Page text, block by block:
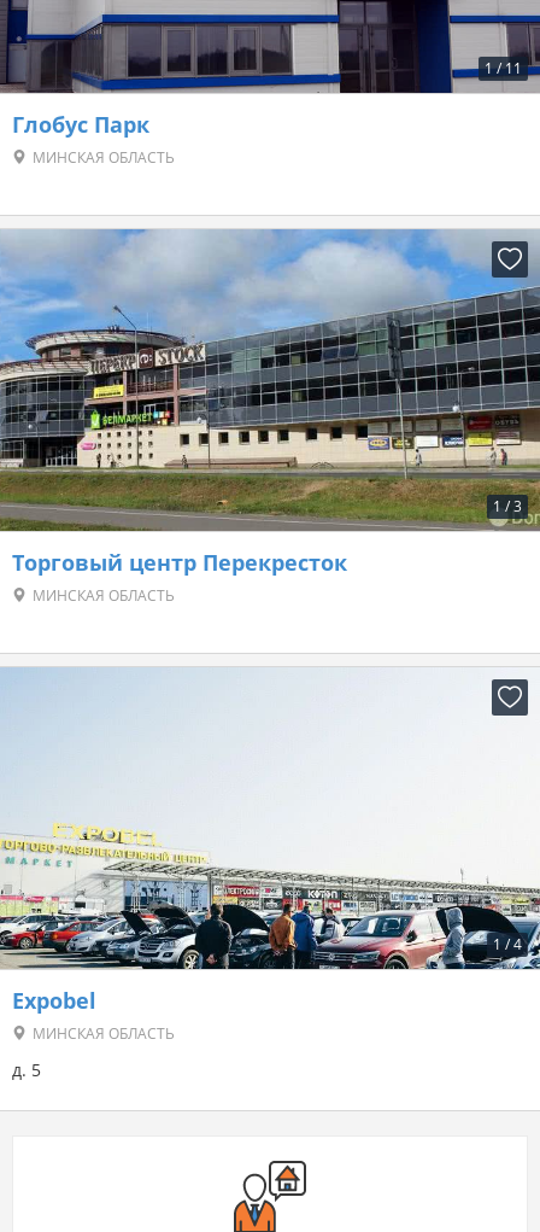
1/11
Глобус Парк
МИНСКАЯ ОБЛАСТЬ
1/3
Торговый центр Перекресток
МИНСКАЯ ОБЛАСТЬ
1/4
Expobel
МИНСКАЯ ОБЛАСТЬ
д. 5